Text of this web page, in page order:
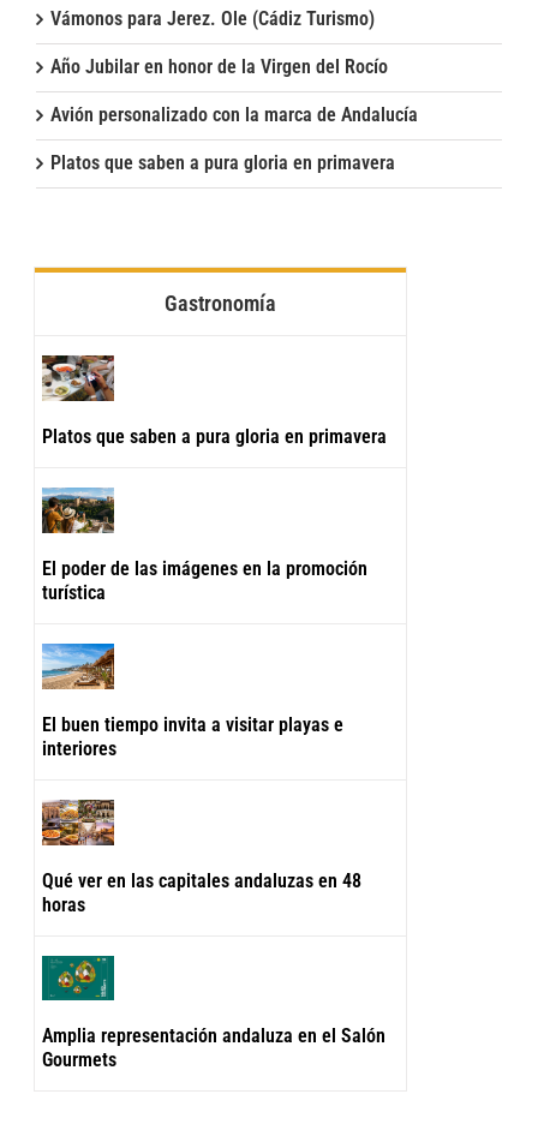
Vámonos para Jerez. Ole (Cádiz Turismo)
Año Jubilar en honor de la Virgen del Rocío
Avión personalizado con la marca de Andalucía
Platos que saben a pura gloria en primavera
Gastronomía
Platos que saben a pura gloria en primavera
El poder de las imágenes en la promoción
turística
El buen tiempo invita a visitar playas e
interiores
Qué ver en las capitales andaluzas en 48
horas
Amplia representación andaluza en el Salón
Gourmets